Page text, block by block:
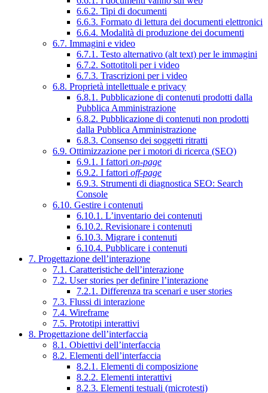
6.6.2. Tipi di documenti
6.6.3. Formato di lettura dei documenti elettronici
6.6.4. Modalità di produzione dei documenti
6.7. Immagini e video
6.7.1. Testo alternativo (alt text) per le immagini
6.7.2. Sottotitoli per i video
6.7.3. Trascrizioni per i video
6.8. Proprietà intellettuale e privacy
6.8.1. Pubblicazione di contenuti prodotti dalla
Pubblica Amministrazione
6.8.2. Pubblicazione di contenuti non prodotti
dalla Pubblica Amministrazione
6.8.3. Consenso dei soggetti ritratti
6.9. Ottimizzazione per i motori di ricerca (SEO)
6.9.1. I fattori on-page
6.9.2. I fattori off-page
6.9.3. Strumenti di diagnostica SEO: Search
Console
6.10. Gestire i contenuti
6.10.1. L’inventario dei contenuti
6.10.2. Revisionare i contenuti
6.10.3. Migrare i contenuti
6.10.4. Pubblicare i contenuti
7. Progettazione dell’interazione
7.1. Caratteristiche dell’interazione
7.2. User stories per definire l’interazione
7.2.1. Differenza tra scenari e user stories
7.3. Flussi di interazione
7.4. Wireframe
7.5. Prototipi interattivi
8. Progettazione dell’interfaccia
8.1. Obiettivi dell’interfaccia
8.2. Elementi dell’interfaccia
8.2.1. Elementi di composizione
8.2.2. Elementi interattivi
8.2.3. Elementi testuali (microtesti)